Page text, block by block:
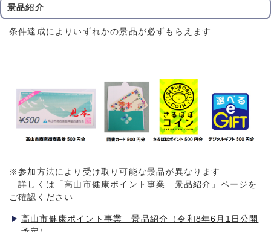
景品紹介
条件達成によりいずれかの景品が必ずもらえます
※参加方法により受け取り可能な景品が異なります
詳しくは「高山市健康ポイント事業 景品紹介」ページを
ご確認ください
高山市健康ポイント事業 景品紹介（令和8年6月1日公開